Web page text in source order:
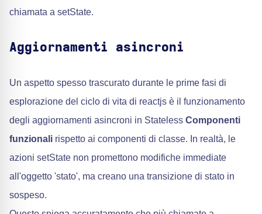
chiamata a setState.
Aggiornamenti asincroni
Un aspetto spesso trascurato durante le prime fasi di
esplorazione del ciclo di vita di reactjs è il funzionamento
degli aggiornamenti asincroni in Stateless Componenti
funzionali rispetto ai componenti di classe. In realtà, le
azioni setState non promettono modifiche immediate
all'oggetto 'stato', ma creano una transizione di stato in
sospeso.